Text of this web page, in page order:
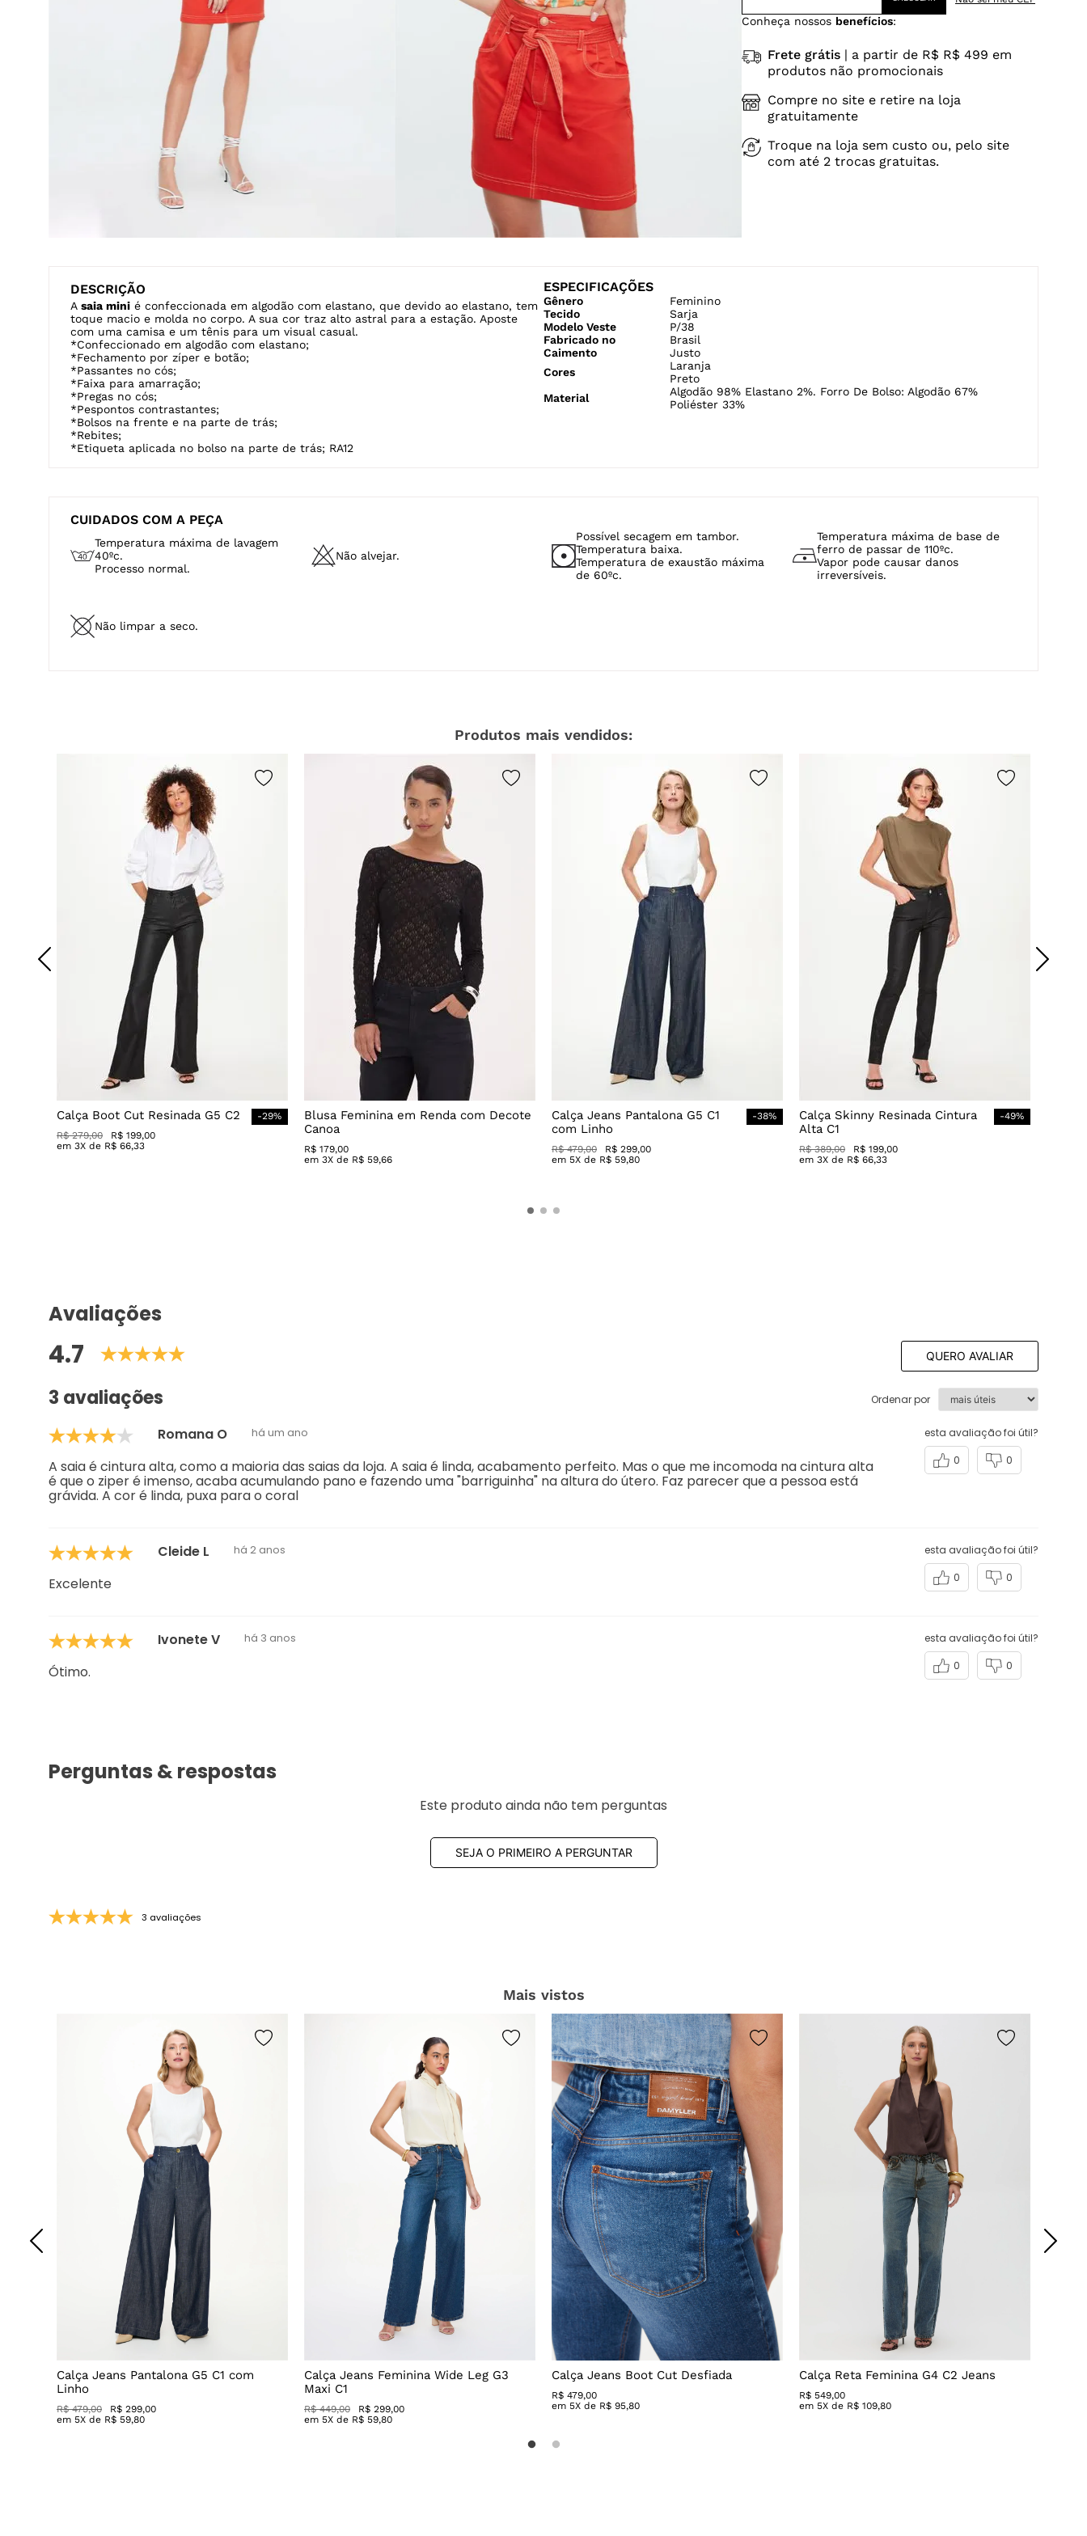
Conheça nossos benefícios:
Frete grátis| a partir de R$ R$ 499 em
produtos não promocionais
Compre no site e retire na loja
gratuitamente
Troque na loja sem custo ou, pelo site
com até 2 trocas gratuitas.
DESCRIÇÃO
A saia mini é confeccionada em algodão com elastano, que devido ao elastano, tem
toque macio e molda no corpo. A sua cor traz alto astral para a estação. Aposte
com uma camisa e um tênis para um visual casual.
*Confeccionado em algodão com elastano;
*Fechamento por zíper e botão;
*Passantes no cós;
*Faixa para amarração;
*Pregas no cós;
*Pespontos contrastantes;
*Bolsos na frente e na parte de trás;
*Rebites;
*Etiqueta aplicada no bolso na parte de trás; RA12
ESPECIFICAÇÕES
Gênero
Feminino
Tecido
Sarja
Modelo Veste
P/38
Fabricado no
Brasil
Caimento
Justo
Cores
Laranja
Preto
Material
Algodão 98% Elastano 2%. Forro De Bolso: Algodão 67%
Poliéster 33%
CUIDADOS COM A PEÇA
Temperatura máxima de lavagem
40ºc.
Processo normal.
Não alvejar.
Possível secagem em tambor.
Temperatura baixa.
Temperatura de exaustão máxima
de 60ºc.
Temperatura máxima de base de
ferro de passar de 110ºc.
Vapor pode causar danos
irreversíveis.
Não limpar a seco.
Produtos mais vendidos:
Calça Boot Cut Resinada G5 C2 -29%
R$ 279,00 R$ 199,00
em3X de R$ 66,33
Blusa Feminina em Renda com Decote
Canoa
R$ 179,00
em3X de R$ 59,66
Calça Jeans Pantalona G5 C1
com Linho
-38%
R$ 479,00 R$ 299,00
em 5X de R$ 59,80
Calça Skinny Resinada Cintura
Alta C1
-49%
R$ 389,00 R$ 199,00
em3X de R$ 66,33
Avaliações
4.7 QUERO AVALIAR
3 avaliações Ordenar por
Romana O há um ano
A saia é cintura alta, como a maioria das saias da loja. A saia é linda, acabamento perfeito. Mas o que me incomoda na cintura alta
é que o ziper é imenso, acaba acumulando pano e fazendo uma "barriguinha" na altura do útero. Faz parecer que a pessoa está
grávida. A cor é linda, puxa para o coral
esta avaliação foi útil?
0
0
Cleide L há 2 anos
Excelente
esta avaliação foi útil?
0
0
Ivonete V há 3 anos
Ótimo.
esta avaliação foi útil?
0
0
Perguntas & respostas
Este produto ainda não tem perguntas
SEJA O PRIMEIRO A PERGUNTAR
3 avaliações
Mais vistos
Calça Jeans Pantalona G5 C1 com
Linho
R$ 479,00
R$ 299,00
em 5X de R$ 59,80
Calça Jeans Feminina Wide Leg G3
Maxi C1
R$ 449,00
R$ 299,00
em 5X de R$ 59,80
Calça Jeans Boot Cut Desfiada
R$ 479,00
em 5X de R$ 95,80
Calça Reta Feminina G4 C2 Jeans
R$ 549,00
em 5X de R$ 109,80